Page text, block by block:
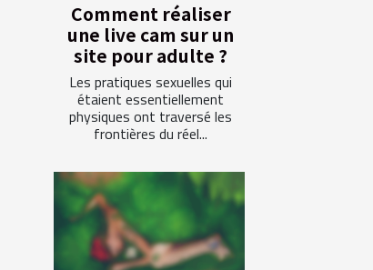
Comment réaliser
une live cam sur un
site pour adulte ?
Les pratiques sexuelles qui
étaient essentiellement
physiques ont traversé les
frontières du réel...